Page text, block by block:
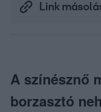
Link
A színésznő
borzasztó